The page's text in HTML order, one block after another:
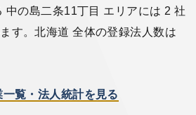
中の島二条11丁目 エリアには 2 社
す。北海道 全体の登録法人数は
覧・法人統計を見る